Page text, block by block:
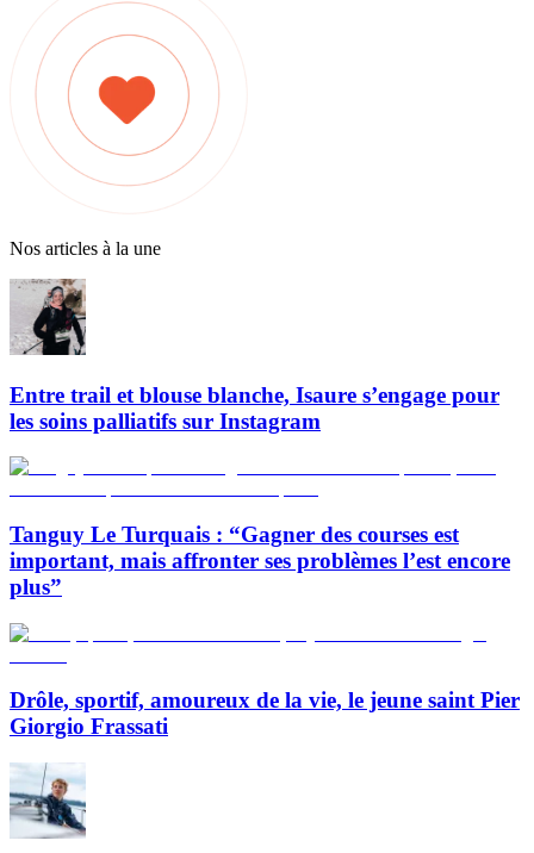
Nos articles à la une
Entre trail et blouse blanche, Isaure s’engage pour
les soins palliatifs sur Instagram
Tanguy Le Turquais : “Gagner des courses est
important, mais affronter ses problèmes l’est encore
plus”
Drôle, sportif, amoureux de la vie, le jeune saint Pier
Giorgio Frassati